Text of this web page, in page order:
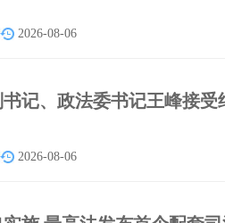
2026-08-06
记、政法委书记王峰接
2026-08-06